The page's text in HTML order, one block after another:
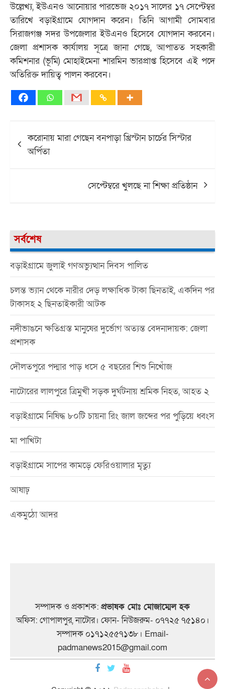
উল্লেখ্য, ইউএনও আনোয়ার পারভেজ ২০১৭ সালের ১৭ সেপ্টেম্বর
তারিখে বড়াইগ্রামে যোগদান করেন। তিনি আগামী সোমবার
সিরাজগঞ্জ সদর উপজেলার ইউএনও হিসেবে যোগদান করবেন।
জেলা প্রশাসক কার্যালয় সূত্রে জানা গেছে, আপাতত সহকারী
কমিশনার (ভূমি) মোহাইমেনা শারমিন ভারপ্রাপ্ত হিসেবে এই পদে
অতিরিক্ত দায়িত্ব পালন করবেন।
navigation
করোনায় মারা গেছেন বনপাড়া খ্রিস্টান চার্চের সিস্টার
অর্পিতা
সেপ্টেম্বরে খুলছে না শিক্ষা প্রতিষ্ঠান
সর্বশেষ
বড়াইগ্রামে জুলাই গণঅভ্যুত্থান দিবস পালিত
চলন্ত ভ্যান থেকে নারীর দেড় লক্ষাধিক টাকা ছিনতাই, একদিন পর
টাকাসহ ২ ছিনতাইকারী আটক
নদীভাঙনে ক্ষতিগ্রস্ত মানুষের দুর্ভোগ অত্যন্ত বেদনাদায়ক: জেলা
প্রশাসক
দৌলতপুরে পদ্মার পাড় ধসে ৫ বছরের শিশু নিখোঁজ
নাটোরের লালপুরে ত্রিমুখী সড়ক দুর্ঘটনায় শ্রমিক নিহত, আহত ২
বড়াইগ্রামে নিষিদ্ধ ৮০টি চায়না রিং জাল জব্দের পর পুড়িয়ে ধ্বংস
মা পাখিটা
বড়াইগ্রামে সাপের কামড়ে ফেরিওয়ালার মৃত্যু
আষাঢ়
একমুঠো আদর
সম্পাদক ও প্রকাশক: প্রভাষক মোঃ মোজাম্মেল হক
অফিস: গোপালপুর, নাটোর। ফোন- নিউজরুম- ০৭৭২৫ ৭৫১৪০।
সম্পাদক ০১৭১২৫৫৭১৩৮। Email-
padmanews2015@gmail.com